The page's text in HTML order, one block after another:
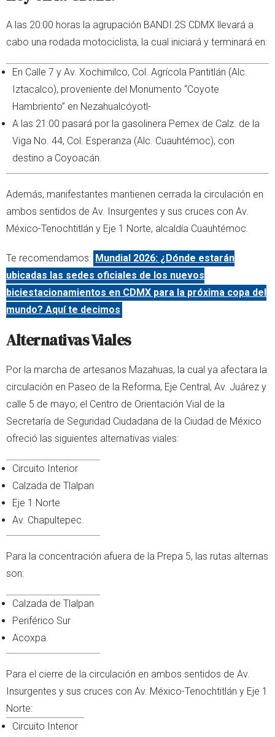
A las 20:00 horas la agrupación BANDI.2S CDMX llevará a
cabo una rodada motociclista, la cual iniciará y terminará en:
En Calle 7 y Av. Xochimilco, Col. Agrícola Pantitlán (Alc.
Iztacalco), proveniente del Monumento “Coyote
Hambriento” en Nezahualcóyotl-
A las 21:00 pasará por la gasolinera Pemex de Calz. de la
Viga No. 44, Col. Esperanza (Alc. Cuauhtémoc), con
destino a Coyoacán.
Además, manifestantes mantienen cerrada la circulación en
ambos sentidos de Av. Insurgentes y sus cruces con Av.
México-Tenochtitlán y Eje 1 Norte, alcaldía Cuauhtémoc.
Te recomendamos: Mundial 2026: ¿Dónde estarán
ubicadas las sedes oficiales de los nuevos
biciestacionamientos en CDMX para la próxima copa del
mundo? Aquí te decimos
Alternativas Viales
Por la marcha de artesanos Mazahuas, la cual ya afectara la
circulación en Paseo de la Reforma, Eje Central, Av. Juárez y
calle 5 de mayo; el Centro de Orientación Vial de la
Secretaría de Seguridad Ciudadana de la Ciudad de México
ofreció las siguientes alternativas viales:
Circuito Interior
Calzada de Tlalpan
Eje 1 Norte
Av. Chapultepec.
Para la concentración afuera de la Prepa 5, las rutas alternas
son:
Calzada de Tlalpan
Periférico Sur
Acoxpa.
Para el cierre de la circulación en ambos sentidos de Av.
Insurgentes y sus cruces con Av. México-Tenochtitlán y Eje 1
Norte:
Circuito Interior